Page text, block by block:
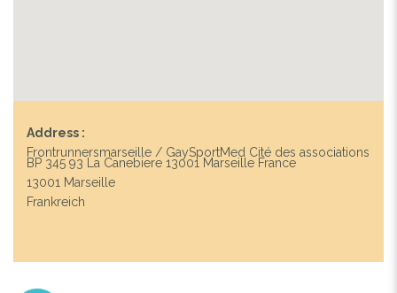
Address :
Frontrunnersmarseille / GaySportMed Cité des associations
BP 345 93 La Canebiere 13001 Marseille France
13001 Marseille
Frankreich